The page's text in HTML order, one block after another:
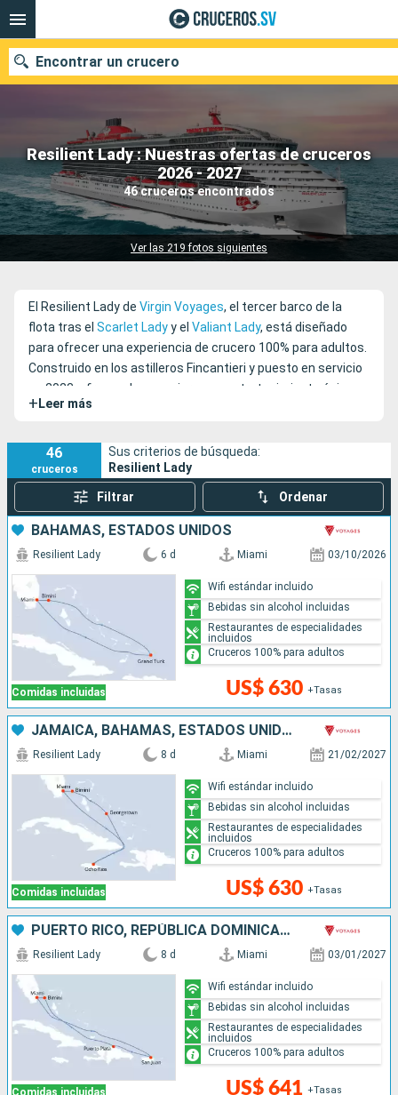
Resilient Lady : Nuestras ofertas de cruceros
2026 - 2027
46 cruceros encontrados
Ver las 219 fotos siguientes
Encontrar un crucero
Nuestros destinos
Fecha de salida
Compañías
El Resilient Lady de Virgin Voyages, el tercer barco de la
flota tras el Scarlet Ladyy el Valiant Lady, está diseñado
para ofrecer una experiencia de crucero 100% para adultos.
Construido en los astilleros Fincantieri y puesto en servicio
en 2023, ofrece a los pasajeros un entretenimiento único y
un ambiente festivo con noches y eventos temáticos
gastronómicas innovadoras.
+ Leer más
46
cruceros
Sus criterios de búsqueda:
Resilient Lady
Filtrar Ordenar
BAHAMAS, ESTADOS UNIDOS
Comidas incluidas
Resilient Lady 6 d Miami 03/10/2026
US$ 630 +Tasas
Wifi estándar incluido
Bebidas sin alcohol incluidas
Restaurantes de especialidades
incluidos
Cruceros 100% para adultos
JAMAICA, BAHAMAS, ESTADOS UNIDOS
Comidas incluidas
Resilient Lady 8 d Miami 21/02/2027
US$ 630 +Tasas
Wifi estándar incluido
Bebidas sin alcohol incluidas
Restaurantes de especialidades
incluidos
Cruceros 100% para adultos
PUERTO RICO, REPÚBLICA DOMINICANA, BAHAMAS, ESTADOS UNIDOS
Resilient Lady 8 d Miami 03/01/2027
US$ 641 +Tasas
Wifi estándar incluido
Bebidas sin alcohol incluidas
Restaurantes de especialidades
incluidos
Cruceros 100% para adultos